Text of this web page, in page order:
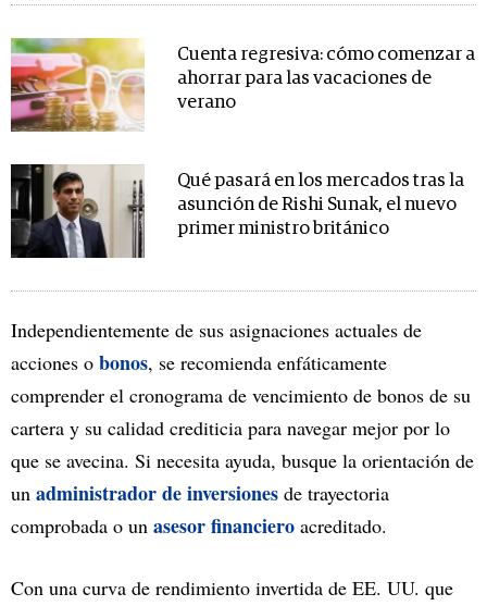
Cuenta regresiva: cómo comenzar a
ahorrar para las vacaciones de
verano
Qué pasará en los mercados tras la
asunción de Rishi Sunak, el nuevo
primer ministro británico
Independientemente de sus asignaciones actuales de
acciones o bonos, se recomienda enfáticamente
comprender el cronograma de vencimiento de bonos de su
cartera y su calidad crediticia para navegar mejor por lo
que se avecina. Si necesita ayuda, busque la orientación de
un administrador de inversiones de trayectoria
comprobada o un asesor financiero acreditado.
Con una curva de rendimiento invertida de EE. UU. que